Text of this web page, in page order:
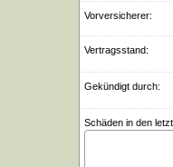
Vorversicherer:
Vertragsstand:
Gekündigt durch:
Schäden in den